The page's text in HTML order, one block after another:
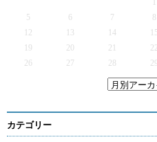
5
6 7
12
13 14 15
19
20 21 22
26
27 28 29
カテゴリー